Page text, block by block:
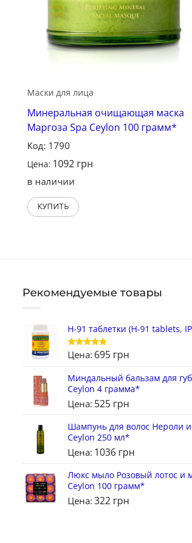
Маски для лица
Минеральная очищающая маска
Маргоза Spa Ceylon 100 грамм*
Код: 1790
Цена: 1092 грн
в наличии
КУПИТЬ
Рекомендуемые товары
H-91 таблетки (H-91 tablets,
Оценка5
из 5
Цена: 695 грн
Миндальный бальзам для
Ceylon 4 грамма*
Цена: 525 грн
Шампунь для волос Нероли
Ceylon 250 мл*
Цена: 1036 грн
Люкс мыло Розовый лотос и
Ceylon 100 грамм*
Цена: 322 грн